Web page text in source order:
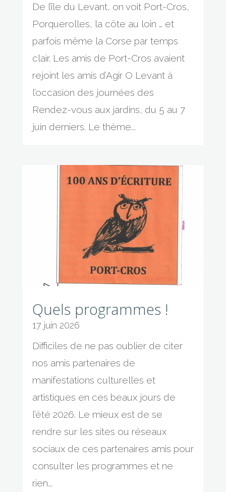
De l’île du Levant, on voit Port-Cros,
Porquerolles, la côte au loin … et
parfois même la Corse par temps
clair. Les amis de Port-Cros avaient
rejoint les amis d’Agir O Levant à
l’occasion des journées des
Rendez-vous aux jardins, du 5 au 7
juin derniers. Le thème...
Quels programmes !
17 juin 2026
Difficiles de ne pas oublier de citer
nos amis partenaires de
manifestations culturelles et
artistiques en ces beaux jours de
l’été 2026. Le mieux est de se
rendre sur les sites ou réseaux
sociaux de ces partenaires amis pour
consulter les programmes et ne
rien...